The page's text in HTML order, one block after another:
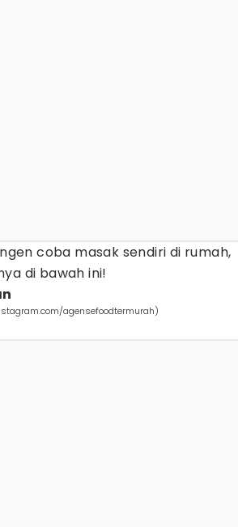
coba masak sendiri di rumah,
di bawah ini!
agensefoodtermurah)